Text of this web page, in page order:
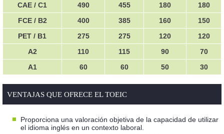
CAE / C1
490 455 180
180
FCE / B2
400 385 160
150
PET / B1
275 275 120
120
A2
110 115 90
70
A1
60 60 50 30
VENTAJAS QUE OFRECE EL TOEIC
Proporciona una valoración objetiva de la capacidad de utilizar
el idioma inglés en un contexto laboral.